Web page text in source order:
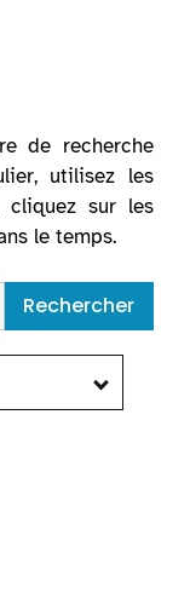
de recherche
utilisez les
cliquez sur les
le temps.
Rechercher